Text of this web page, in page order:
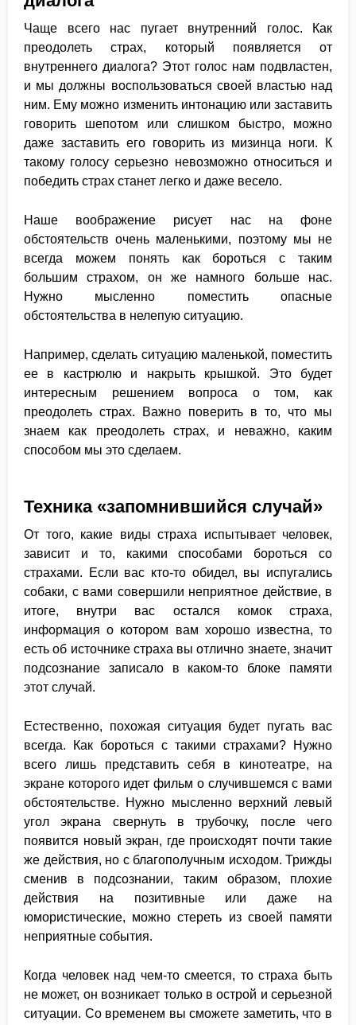
Чаще всего нас пугает внутренний голос. Как
преодолеть страх, который появляется от
внутреннего диалога? Этот голос нам подвластен,
и мы должны воспользоваться своей властью над
ним. Ему можно изменить интонацию или заставить
говорить шепотом или слишком быстро, можно
даже заставить его говорить из мизинца ноги. К
такому голосу серьезно невозможно относиться и
победить страх станет легко и даже весело.
Наше воображение рисует нас на фоне
обстоятельств очень маленькими, поэтому мы не
всегда можем понять как бороться с таким
большим страхом, он же намного больше нас.
Нужно мысленно поместить опасные
обстоятельства в нелепую ситуацию.
Например, сделать ситуацию маленькой, поместить
ее в кастрюлю и накрыть крышкой. Это будет
интересным решением вопроса о том, как
преодолеть страх. Важно поверить в то, что мы
знаем как преодолеть страх, и неважно, каким
способом мы это сделаем.
Техника «запомнившийся случай»
От того, какие виды страха испытывает человек,
зависит и то, какими способами бороться со
страхами. Если вас кто-то обидел, вы испугались
собаки, с вами совершили неприятное действие, в
итоге, внутри вас остался комок страха,
информация о котором вам хорошо известна, то
есть об источнике страха вы отлично знаете, значит
подсознание записало в каком-то блоке памяти
этот случай.
Естественно, похожая ситуация будет пугать вас
всегда. Как бороться с такими страхами? Нужно
всего лишь представить себя в кинотеатре, на
экране которого идет фильм о случившемся с вами
обстоятельстве. Нужно мысленно верхний левый
угол экрана свернуть в трубочку, после чего
появится новый экран, где происходят почти такие
же действия, но с благополучным исходом. Трижды
сменив в подсознании, таким образом, плохие
действия на позитивные или даже на
юмористические, можно стереть из своей памяти
неприятные события.
Когда человек над чем-то смеется, то страха быть
не может, он возникает только в острой и серьезной
ситуации. Со временем вы сможете заметить, что в